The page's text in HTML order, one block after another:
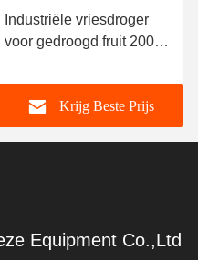
Industriële vriesdroger
voor gedroogd fruit 200
Krijg Beste Prijs
Equipment Co.,Ltd